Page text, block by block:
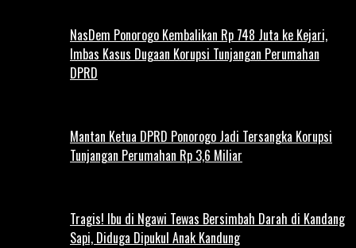
NasDem Ponorogo Kembalikan Rp 748 Juta ke Kejari,
Imbas Kasus Dugaan Korupsi Tunjangan Perumahan
DPRD
Mantan Ketua DPRD Ponorogo Jadi Tersangka Korupsi
Tunjangan Perumahan Rp 3,6 Miliar
Tragis! Ibu di Ngawi Tewas Bersimbah Darah di Kandang
Sapi, Diduga Dipukul Anak Kandung